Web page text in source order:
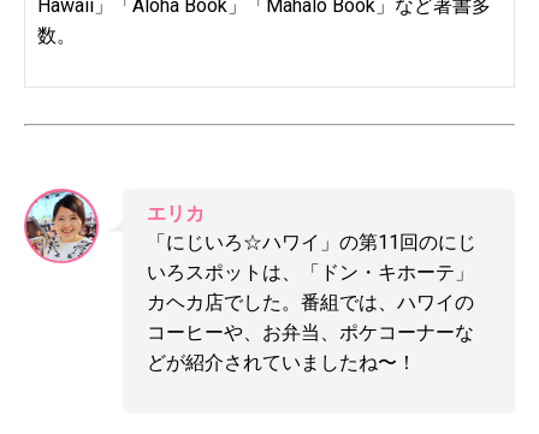
Hawaii」「Aloha Book」「Mahalo Book」など著書多
数。
エリカ
「にじいろ☆ハワイ」の第11回のにじ
いろスポットは、「ドン・キホーテ」
カヘカ店でした。番組では、ハワイの
コーヒーや、お弁当、ポケコーナーな
どが紹介されていましたね〜！